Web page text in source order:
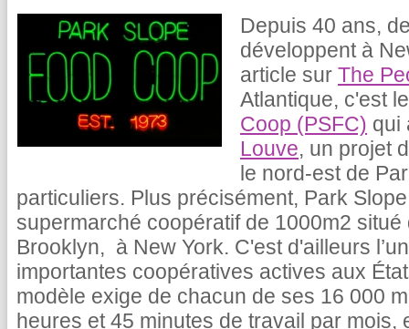
Depuis 40 ans,
développent à
article sur The
Atlantique, c'est
Coop (PSFC) qui
Louve, un projet
le nord-est de
particuliers. Plus précisément, Park
supermarché coopératif de 1000m2
Brooklyn, à New York. C'est d'ailleurs
importantes coopératives actives aux
modèle exige de chacun de ses 16 000
heures et 45 minutes de travail par